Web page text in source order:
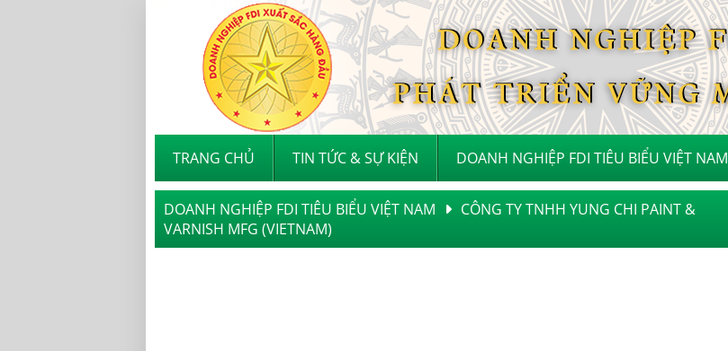
TRANG CHỦ TIN TỨC & SỰ KIỆN DOANH NGHIỆP FDI TIÊU BIỂU VIỆT NAM
DOANH NGHIỆP FDI TIÊU BIỂU VIỆT NAM
CÔNG TY TNHH YUNG CHI PAINT &
VARNISH MFG (VIETNAM)